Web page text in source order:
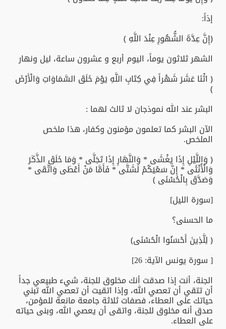
إذاً:
﴿إِنَّ عِدَّةَ الشُّهُورِ عِنْدَ اللَّهِ ﴾
الشهر ثلاثون يوماً، اليوم أربع و عشرون ساعة، ليل ونهار
﴿ اثْنَا عَشَرَ شَهْراً فِي كِتَابِ اللَّهِ يَوْمَ خَلَقَ السَّمَاوَاتِ وَالْأَرْضَ
﴾
البشر عند الله نموذجان لا ثالث لهما :
الآن البشر كما تعلمون مؤمنون وكفار، هذا ملخص
الملخص.
﴿ وَاللَّيْلِ إِذَا يَغْشَى * وَالنَّهَارِ إِذَا تَجَلَّى * وَمَا خَلَقَ الذَّكَرَ
وَالْأُنْثَى * إِنَّ سَعْيَكُمْ لَشَتَّى * فَأَمَّا مَنْ أَعْطَى وَاتَّقَى *
وَصَدَّقَ بِالْحُسْنَى ﴾
[سورة الليل]
ما الحسنى؟
﴿ لِلَّذِينَ أَحْسَنُوا الْحُسْنَى﴾
[ سورة يونس الآية: 26]
الجنة، أنت إذا صدقت أنك مخلوق للجنة، شيء طبيعي جداً
أن تتقي أن تعصي الله، وإذا اتقيت أن تعصي الله تبني
حياتك على العطاء، فصفات ثلاثة جامعة مانعة للمؤمن،
صدق أنه مخلوق للجنة، واتقى أن يعصي الله، وبنى حياته
على العطاء.